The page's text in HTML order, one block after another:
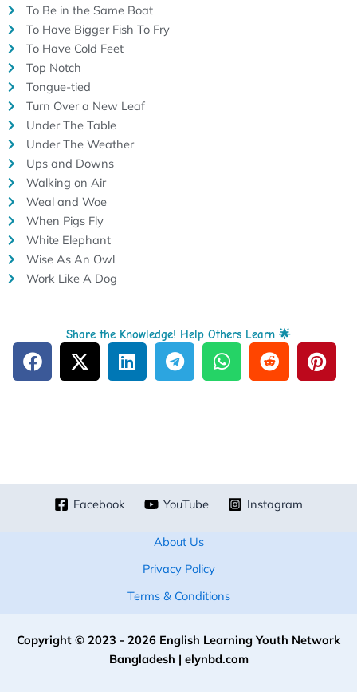
To Be in the Same Boat
To Have Bigger Fish To Fry
To Have Cold Feet
Top Notch
Tongue-tied
Turn Over a New Leaf
Under The Table
Under The Weather
Ups and Downs
Walking on Air
Weal and Woe
When Pigs Fly
White Elephant
Wise As An Owl
Work Like A Dog
Share the Knowledge! Help Others Learn 🌟
Facebook YouTube Instagram
About Us
Privacy Policy
Terms & Conditions
Copyright © 2023 - 2026 English Learning Youth Network
Bangladesh | elynbd.com